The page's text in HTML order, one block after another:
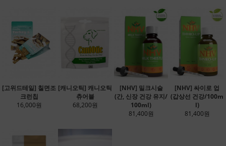
[고위드테일] 칠면조
크런칩
16,000원
[캐니오틱] 캐니오틱
츄어블
68,200원
[NHV] 밀크시슬
(간, 신장 건강 유지/
100ml)
81,400원
[NHV] 싸이로 업
(갑상선 건강/100m
l)
81,400원